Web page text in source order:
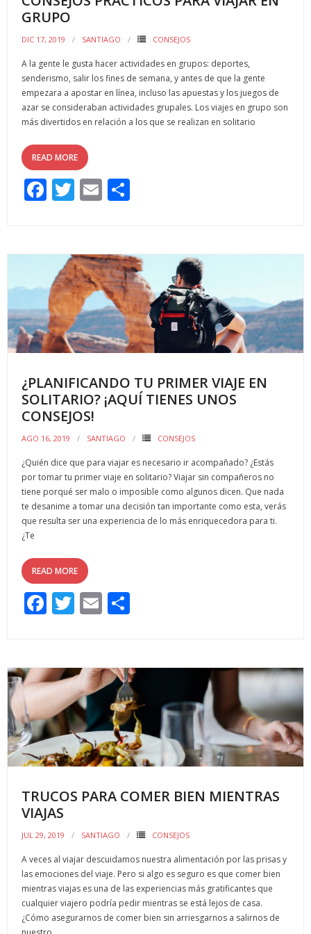
GRUPO
DIC 17, 2019 SANTIAGO CONSEJOS
A la gente le gusta hacer actividades en grupos: deportes,
senderismo, salir los fines de semana, y antes de que la gente
empezara a apostar en línea, incluso las apuestas y los juegos de
azar se consideraban actividades grupales. Los viajes en grupo son
más divertidos en relación a los que se realizan en solitario
READ MORE
F
b
o
o
k
T
er
E
l p
ar
ti
r
¿PLANIFICANDO TU PRIMER VIAJE EN
SOLITARIO? ¡AQUÍ TIENES UNOS
CONSEJOS!
AGO 16, 2019 SANTIAGO CONSEJOS
¿Quién dice que para viajar es necesario ir acompañado? ¿Estás
por tomar tu primer viaje en solitario? Viajar sin compañeros no
tiene porqué ser malo o imposible como algunos dicen. Que nada
te desanime a tomar una decisión tan importante como esta, verás
que resulta ser una experiencia de lo más enriquecedora para ti.
¿Te
READ MORE
F
b
o
o
k
T
er
E
l p
ar
ti
r
TRUCOS PARA COMER BIEN MIENTRAS
VIAJAS
JUL 29, 2019 SANTIAGO CONSEJOS
A veces al viajar descuidamos nuestra alimentación por las prisas y
las emociones del viaje. Pero si algo es seguro es que comer bien
mientras viajas es una de las experiencias más gratificantes que
cualquier viajero podría pedir mientras se está lejos de casa.
¿Cómo asegurarnos de comer bien sin arriesgarnos a salirnos de